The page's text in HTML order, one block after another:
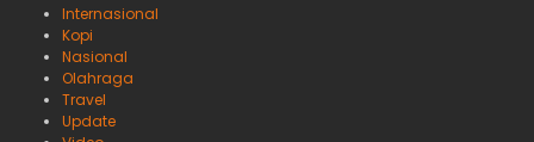
Internasional
Kopi
Nasional
Olahraga
Travel
Update